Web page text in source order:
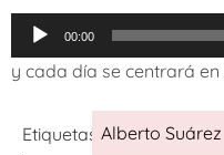
Reproductor
audio
00:00
y cada día se centrará
Etiquetas Alberto Suárez